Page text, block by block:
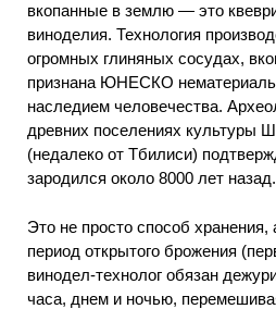
вкопанные в землю — это
виноделия. Технология
огромных глиняных сосудах,
признана ЮНЕСКО
наследием человечества.
древних поселениях культуры
(недалеко от Тбилиси)
зародился около 8000 лет назад.
Это не просто способ
период открытого брожения
винодел-технолог обязан
часа, днем и ночью,